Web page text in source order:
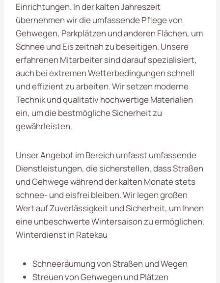
Einrichtungen. In der kalten Jahreszeit
übernehmen wir die umfassende Pflege von
Gehwegen, Parkplätzen und anderen Flächen, um
Schnee und Eis zeitnah zu beseitigen. Unsere
erfahrenen Mitarbeiter sind darauf spezialisiert,
auch bei extremen Wetterbedingungen schnell
und effizient zu arbeiten. Wir setzen moderne
Technik und qualitativ hochwertige Materialien
ein, um die bestmögliche Sicherheit zu
gewährleisten.
Unser Angebot im Bereich umfasst umfassende
Dienstleistungen, die sicherstellen, dass Straßen
und Gehwege während der kalten Monate stets
schnee- und eisfrei bleiben. Wir legen großen
Wert auf Zuverlässigkeit und Sicherheit, um Ihnen
eine unbeschwerte Wintersaison zu ermöglichen.
Winterdienst in Ratekau
Schneeräumung von Straßen und Wegen
Streuen von Gehwegen und Plätzen